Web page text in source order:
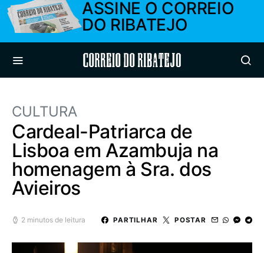
ASSINE O CORREIO
DO RIBATEJO
Correio do Ribatejo
CULTURA
Cardeal-Patriarca de
Lisboa em Azambuja na
homenagem à Sra. dos
Avieiros
2 minutos de leitura PARTILHAR POSTAR